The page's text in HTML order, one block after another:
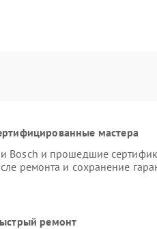
мастера
Bosch и прошедшие
ремонта и сохранение
ремонт